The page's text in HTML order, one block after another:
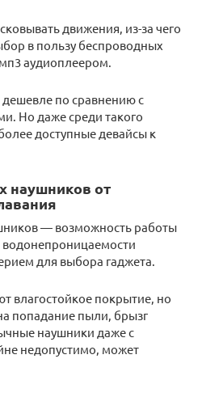
движения, из-за чего
в пользу беспроводных
аудиоплеером.
по сравнению с
Но даже среди такого
доступные девайсы к
наушников от
— возможность работы
для выбора гаджета.
влагостойкое покрытие, но
попадание пыли, брызг
наушники даже с
недопустимо, может